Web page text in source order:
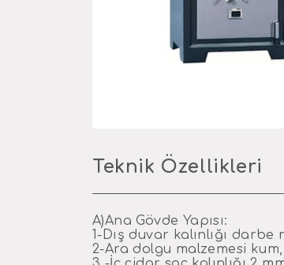
Teknik Özellikleri
A)Ana Gövde Yapısı:
1-Dış duvar kalınlığı
2-Ara dolgu malzemesi